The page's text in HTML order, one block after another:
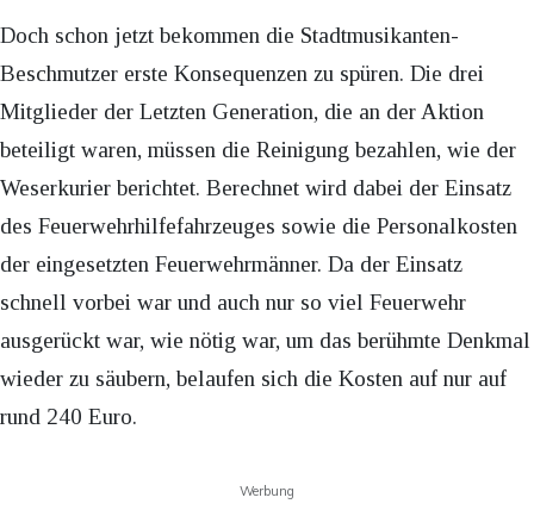
Doch schon jetzt bekommen die Stadtmusikanten-
Beschmutzer erste Konsequenzen zu spüren. Die drei
Mitglieder der Letzten Generation, die an der Aktion
beteiligt waren, müssen die Reinigung bezahlen, wie der
Weserkurier berichtet. Berechnet wird dabei der Einsatz
des Feuerwehrhilfefahrzeuges sowie die Personalkosten
der eingesetzten Feuerwehrmänner. Da der Einsatz
schnell vorbei war und auch nur so viel Feuerwehr
ausgerückt war, wie nötig war, um das berühmte Denkmal
wieder zu säubern, belaufen sich die Kosten auf nur auf
rund 240 Euro.
Werbung